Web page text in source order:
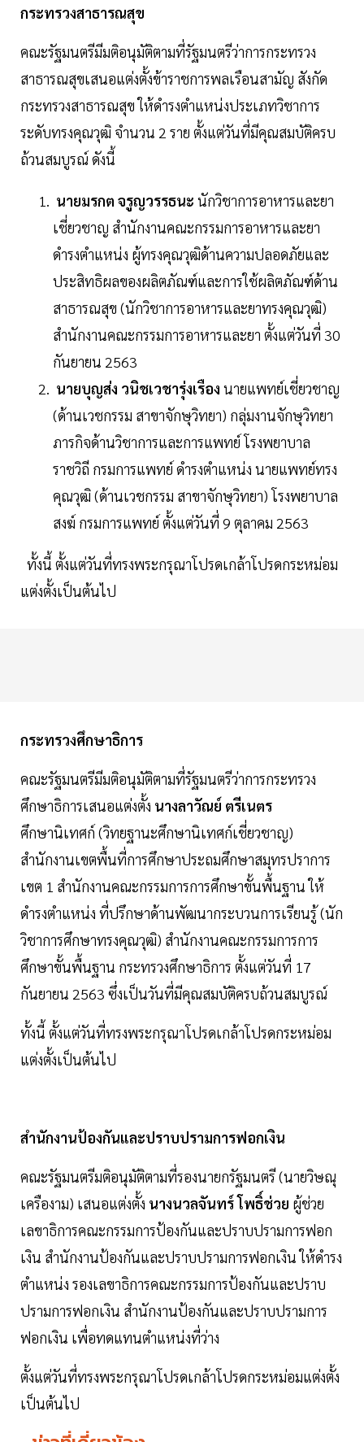
กระทรวงสาธารณสุข
คณะรัฐมนตรีมีมติอนุมัติตามที่รัฐมนตรีว่าการกระทรวง
สาธารณสุขเสนอแต่งตั้งข้าราชการพลเรือนสามัญ สังกัด
กระทรวงสาธารณสุข ให้ดำรงตำแหน่งประเภทวิชาการ
ระดับทรงคุณวุฒิ จำนวน 2 ราย ตั้งแต่วันที่มีคุณสมบัติครบ
ถ้วนสมบูรณ์ ดังนี้
นายมรกต จรูญวรรธนะ นักวิชาการอาหารและยา
เชี่ยวชาญ สำนักงานคณะกรรมการอาหารและยา
ดำรงตำแหน่ง ผู้ทรงคุณวุฒิด้านความปลอดภัยและ
ประสิทธิผลของผลิตภัณฑ์และการใช้ผลิตภัณฑ์ด้าน
สาธารณสุข (นักวิชาการอาหารและยาทรงคุณวุฒิ)
สำนักงานคณะกรรมการอาหารและยา ตั้งแต่วันที่ 30
กันยายน 2563
นายบุญส่ง วนิชเวชารุ่งเรือง นายแพทย์เชี่ยวชาญ
(ด้านเวชกรรม สาขาจักษุวิทยา) กลุ่มงานจักษุวิทยา
ภารกิจด้านวิชาการและการแพทย์ โรงพยาบาล
ราชวิถี กรมการแพทย์ ดำรงตำแหน่ง นายแพทย์ทรง
คุณวุฒิ (ด้านเวชกรรม สาขาจักษุวิทยา) โรงพยาบาล
สงฆ์ กรมการแพทย์ ตั้งแต่วันที่ 9 ตุลาคม 2563
ทั้งนี้ ตั้งแต่วันที่ทรงพระกรุณาโปรดเกล้าโปรดกระหม่อม
แต่งตั้งเป็นต้นไป
กระทรวงศึกษาธิการ
คณะรัฐมนตรีมีมติอนุมัติตามที่รัฐมนตรีว่าการกระทรวง
ศึกษาธิการเสนอแต่งตั้ง นางลาวัณย์ ตรีเนตร
ศึกษานิเทศก์ (วิทยฐานะศึกษานิเทศก์เชี่ยวชาญ)
สำนักงานเขตพื้นที่การศึกษาประถมศึกษาสมุทรปราการ
เขต 1 สำนักงานคณะกรรมการการศึกษาขั้นพื้นฐาน ให้
ดำรงตำแหน่ง ที่ปรึกษาด้านพัฒนากระบวนการเรียนรู้ (นัก
วิชาการศึกษาทรงคุณวุฒิ) สำนักงานคณะกรรมการการ
ศึกษาขั้นพื้นฐาน กระทรวงศึกษาธิการ ตั้งแต่วันที่ 17
กันยายน 2563 ซึ่งเป็นวันที่มีคุณสมบัติครบถ้วนสมบูรณ์
ทั้งนี้ ตั้งแต่วันที่ทรงพระกรุณาโปรดเกล้าโปรดกระหม่อม
แต่งตั้งเป็นต้นไป
สำนักงานป้องกันและปราบปรามการฟอกเงิน
คณะรัฐมนตรีมติอนุมัติตามที่รองนายกรัฐมนตรี (นายวิษณุ
เครืองาม) เสนอแต่งตั้ง นางนวลจันทร์ โพธิ์ช่วย ผู้ช่วย
เลขาธิการคณะกรรมการป้องกันและปราบปรามการฟอก
เงิน สำนักงานป้องกันและปราบปรามการฟอกเงิน ให้ดำรง
ตำแหน่ง รองเลขาธิการคณะกรรมการป้องกันและปราบ
ปรามการฟอกเงิน สำนักงานป้องกันและปราบปรามการ
ฟอกเงิน เพื่อทดแทนตำแหน่งที่ว่าง
ตั้งแต่วันที่ทรงพระกรุณาโปรดเกล้าโปรดกระหม่อมแต่งตั้ง
เป็นต้นไป